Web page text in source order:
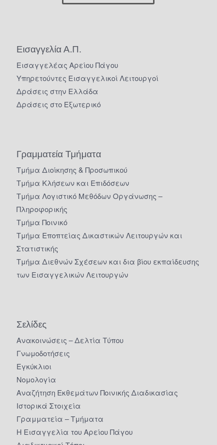
Εισαγγελία Α.Π.
Εισαγγελέας Αρείου Πάγου
Υπηρετούντες Εισαγγελικοί Λειτουργοί
Δράσεις στην Ελλάδα
Δράσεις στο Εξωτερικό
Γραμματεία Τμήματα
Τμήμα Διοίκησης & Προσωπικού
Τμήμα Κλήσεων και Επιδόσεων
Τμήμα Λογιστικό Μεθόδων Οργάνωσης –
Πληροφορικής
Τμήμα Ποινικό
Τμήμα Εποπτείας Δικαστικών Λειτουργών και
Στατιστικής
Τμήμα Διεθνών Σχέσεων και δια βίου εκπαίδευσης
των Εισαγγελικών Λειτουργών
Σελίδες
Ανακοινώσεις – Δελτία Τύπου
Γνωμοδοτήσεις
Εγκύκλιοι
Νομολογία
Αναζήτηση Εκθεμάτων Ποινικής Διαδικασίας
Ιστορικά Στοιχεία
Γραμματεία – Τμήματα
Η Εισαγγελία του Αρείου Πάγου